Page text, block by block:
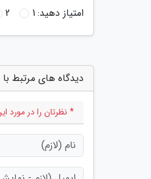
امتیاز دهید:1
2
دیدگاه های مرتبط
* نظرتان را در مورد